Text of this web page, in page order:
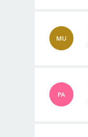
MU
PA